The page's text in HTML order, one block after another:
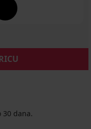
30 dana.